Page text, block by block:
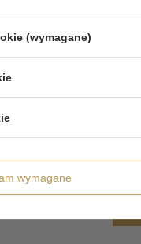
(wymagane)
wymagane